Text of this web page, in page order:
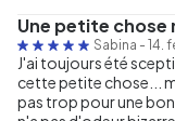
Une petite chose
Sabina - 14.
J'ai toujours été
cette petite chose...
pas trop pour une